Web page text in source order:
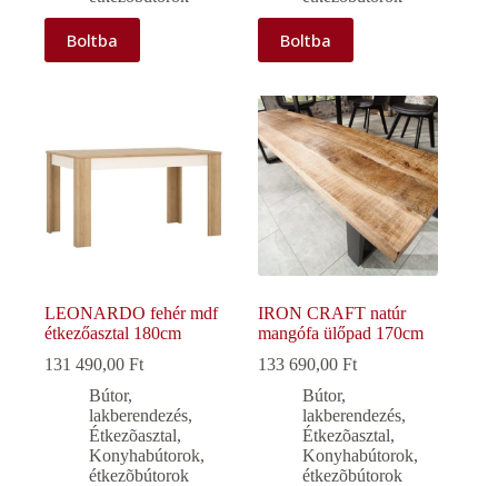
Boltba Boltba
LEONARDO fehér mdf
étkezőasztal 180cm
131 490,00 Ft
Bútor,
lakberendezés,
Étkezõasztal,
Konyhabútorok,
étkezõbútorok
IRON CRAFT natúr
mangófa ülőpad 170cm
133 690,00Ft
Bútor,
lakberendezés,
Étkezõasztal,
Konyhabútorok,
étkezõbútorok